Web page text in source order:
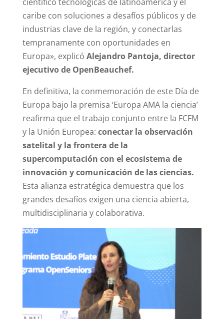
caribe con soluciones a desafíos públicos y de
industrias clave de la región, y conectarlas
tempranamente con oportunidades en
Europa», explicó Alejandro Pantoja, director
ejecutivo de OpenBeauchef.
En definitiva, la conmemoración de este Día de
Europa bajo la premisa ‘Europa AMA la ciencia’
reafirma que el trabajo conjunto entre la FCFM
y la Unión Europea: conectar la observación
satelital y la frontera de la
supercomputación con el ecosistema de
innovación y comunicación de las ciencias.
Esta alianza estratégica demuestra que los
grandes desafíos exigen una ciencia abierta,
multidisciplinaria y colaborativa.